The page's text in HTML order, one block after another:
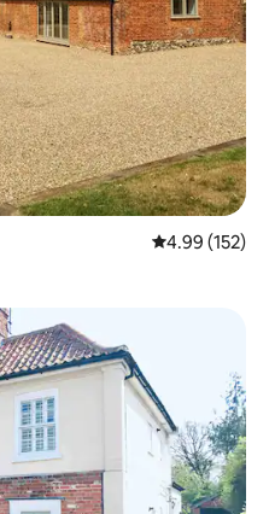
レビュー152
4.99 (152)